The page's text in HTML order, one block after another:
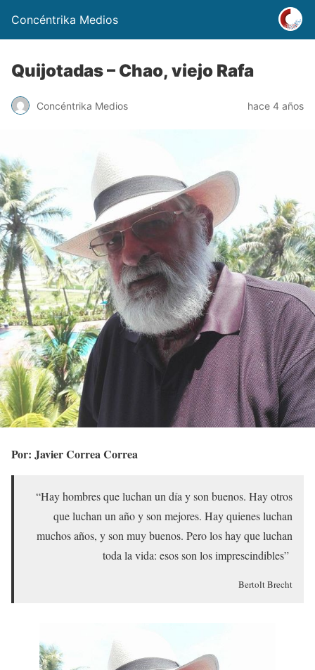
Concéntrika Medios
Quijotadas – Chao, viejo Rafa
Concéntrika Medios hace 4 años
Por: Javier Correa Correa
“Hay hombres que luchan un día y son buenos. Hay otros
que luchan un año y son mejores. Hay quienes luchan
muchos años, y son muy buenos. Pero los hay que luchan
toda la vida: esos son los imprescindibles”
Bertolt Brecht